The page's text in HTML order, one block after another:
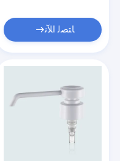
ﺎﺘﺼﻟ ﺍﻶﻧ